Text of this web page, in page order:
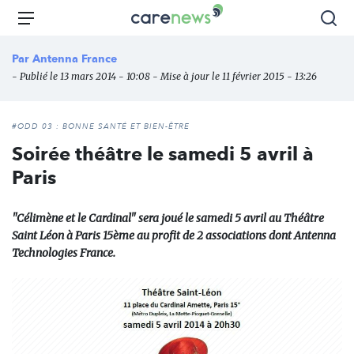
Aller
principal
Carenews,
des
l'engagement
Menu
Par Antenna France
- Publié le 13 mars 2014 - 10:08 - Mise à jour le 11 février 2015 - 13:26
#ODD 03 : BONNE SANTÉ ET BIEN-ÊTRE
Soirée théâtre le samedi 5 avril à
Paris
"Célimène et le Cardinal" sera joué le samedi 5 avril au Théâtre
Saint Léon à Paris 15ème au profit de 2 associations dont Antenna
Technologies France.